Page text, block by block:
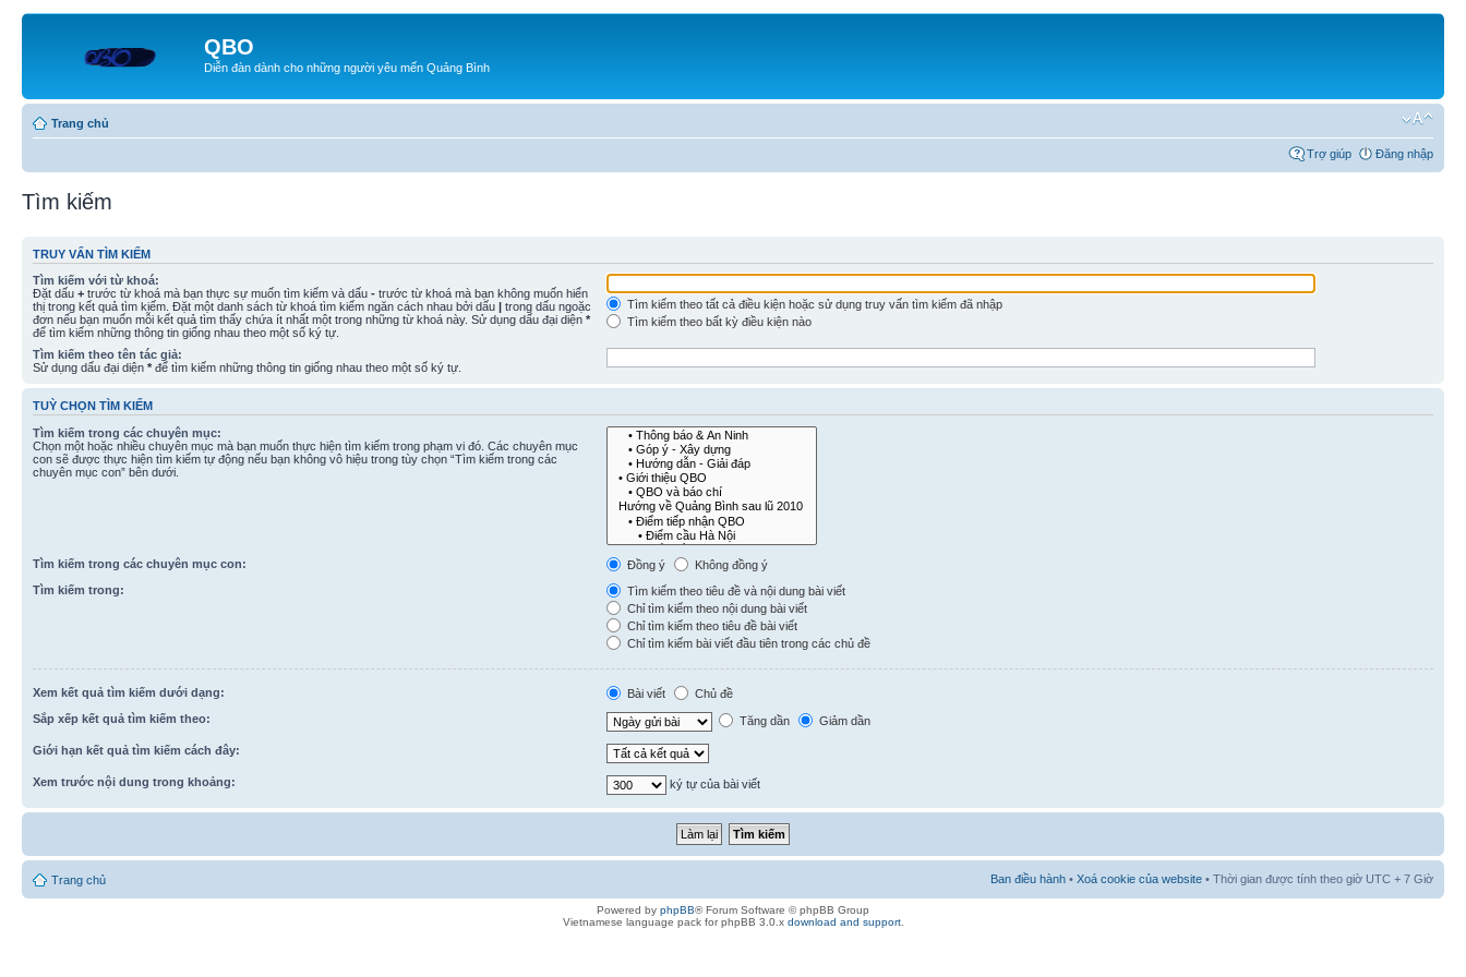
QBO
Diễn đàn dành cho những người yêu mến Quảng Bình
Trang chủ
Trợ giúp Đăng nhập
Tìm kiếm
TRUY VẤN TÌM KIẾM
Tìm kiếm với từ khoá:
Đặt dấu + trước từ khoá mà bạn thực sự muốn tìm kiếm và dấu - trước từ khoá mà bạn không muốn hiển
thị trong kết quả tìm kiếm. Đặt một danh sách từ khoá tìm kiếm ngăn cách nhau bởi dấu | trong dấu ngoặc
đơn nếu bạn muốn mỗi kết quả tìm thấy chứa ít nhất một trong những từ khoá này. Sử dụng dấu đại diện *
để tìm kiếm những thông tin giống nhau theo một số ký tự.
Tìm kiếm theo tất cả điều kiện hoặc sử dụng truy vấn tìm kiếm đã nhập
Tìm kiếm theo bất kỳ điều kiện nào
Tìm kiếm theo tên tác giả:
Sử dụng dấu đại diện * để tìm kiếm những thông tin giống nhau theo một số ký tự.
TUỲ CHỌN TÌM KIẾM
Tìm kiếm trong các chuyên mục:
Chọn một hoặc nhiều chuyên mục mà bạn muốn thực hiện tìm kiếm trong phạm vi đó. Các chuyên mục
con sẽ được thực hiện tìm kiếm tự động nếu bạn không vô hiệu trong tùy chọn “Tìm kiếm trong các
chuyên mục con” bên dưới.
Tìm kiếm trong các chuyên mục con: Đồng ý
Không đồng ý
Tìm kiếm trong:
Tìm kiếm theo tiêu đề và nội dung bài viết
Chỉ tìm kiếm theo nội dung bài viết
Chỉ tìm kiếm theo tiêu đề bài viết
Chỉ tìm kiếm bài viết đầu tiên trong các chủ đề
Xem kết quả tìm kiếm dưới dạng: Bài viết
Chủ đề
Sắp xếp kết quả tìm kiếm theo:
Tăng dần Giảm dần
Giới hạn kết quả tìm kiếm cách đây:
Xem trước nội dung trong khoảng: ký tự của bài viết
Trang chủ Ban điều hành • Xoá cookie của website • Thời gian được tính theo giờ UTC + 7 Giờ
Powered by phpBB® Forum Software © phpBB Group
Vietnamese language pack for phpBB 3.0.x download and support.